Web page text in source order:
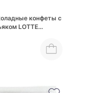
конфеты с
LOTTE
With Cognac